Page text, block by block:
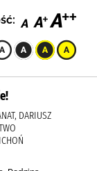
DARIUSZ